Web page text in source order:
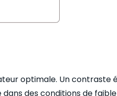
optimale. Un contraste
des conditions de